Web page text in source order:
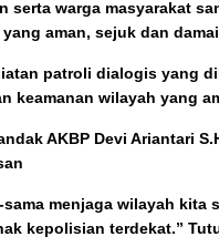
serta warga masyarakat
aman, sejuk dan
patroli dialogis yang
keamanan wilayah yang
AKBP Devi Ariantari
sama menjaga wilayah
kepolisian terdekat.”